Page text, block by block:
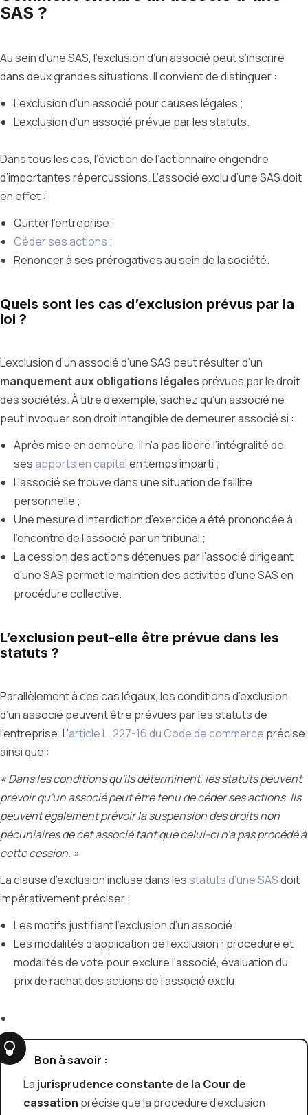
SAS ?
Au sein d’une SAS, l’exclusion d’un associé peut s’inscrire
dans deux grandes situations. Il convient de distinguer :
L’exclusion d’un associé pour causes légales ;
L’exclusion d’un associé prévue par les statuts.
Dans tous les cas, l’éviction de l’actionnaire engendre
d’importantes répercussions. L’associé exclu d’une SAS doit
en effet :
Quitter l’entreprise ;
Céder ses actions ;
Renoncer à ses prérogatives au sein de la société.
Quels sont les cas d’exclusion prévus par la
loi ?
L’exclusion d’un associé d’une SAS peut résulter d’un
manquement aux obligations légales prévues par le droit
des sociétés. À titre d’exemple, sachez qu’un associé ne
peut invoquer son droit intangible de demeurer associé si :
Après mise en demeure, il n’a pas libéré l’intégralité de
sesapports en capitalen temps imparti ;
L’associé se trouve dans une situation de faillite
personnelle ;
Une mesure d’interdiction d’exercice a été prononcée à
l’encontre de l’associé par un tribunal ;
La cession des actions détenues par l’associé dirigeant
d’une SAS permet le maintien des activités d’une SAS en
procédure collective.
L’exclusion peut-elle être prévue dans les
statuts ?
Parallèlement à ces cas légaux, les conditions d’exclusion
d’un associé peuvent être prévues par les statuts de
l’entreprise. L’article L. 227-16 du Code de commerce précise
ainsi que :
« Dans les conditions qu'ils déterminent, les statuts peuvent
prévoir qu'un associé peut être tenu de céder ses actions. Ils
peuvent également prévoir la suspension des droits non
pécuniaires de cet associé tant que celui-ci n'a pas procédé à
cette cession. »
La clause d’exclusion incluse dans lesstatuts d’une SASdoit
impérativement préciser :
Les motifs justifiant l’exclusion d’un associé ;
Les modalités d’application de l’exclusion : procédure et
modalités de vote pour exclure l'associé, évaluation du
prix de rachat des actions de l'associé exclu.
Bon à savoir :
La jurisprudence constante de la Cour de
cassation précise que la procédure d'exclusion